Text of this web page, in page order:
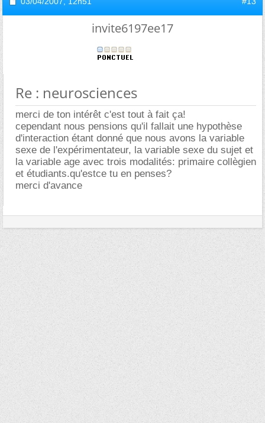
invite6197ee17
Re : neurosciences
merci de ton intérêt c'est tout à fait ça!
cependant nous pensions qu'il fallait une hypothèse
d'interaction étant donné que nous avons la variable
sexe de l'expérimentateur, la variable sexe du sujet et
la variable age avec trois modalités: primaire collègien
et étudiants.qu'estce tu en penses?
merci d'avance